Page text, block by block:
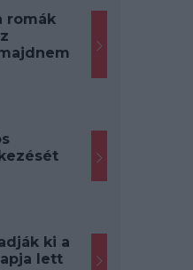
romák
ki a
lett